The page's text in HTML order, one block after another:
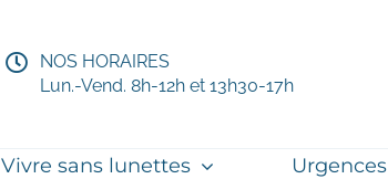
NOS HORAIRES
Lun.-Vend. 8h-12h et 13h30-17h
Vivre sans lunettes Urgences